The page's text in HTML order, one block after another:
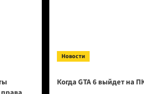
Новости
Когда GTA 6 выйдет на